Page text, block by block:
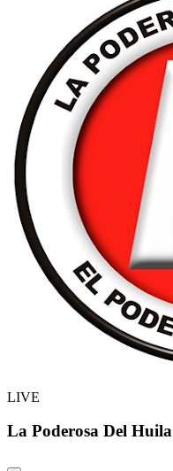
LIVE
La Poderosa Del Huila